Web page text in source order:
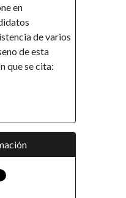
El
de Guinea
de su política de
y la autonomía
el empoderamiento